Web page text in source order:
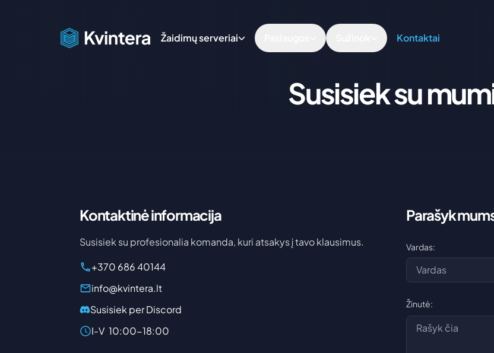
Žaidimų serveriai Kontaktai
Susisiek su
Kontaktinė informacija
Susisiek su profesionalia komanda, kuri atsakys į tavo klausimus.
+370 686 40144
info@kvintera.lt
Susisiek per Discord
I-V 10:00-18:00
Parašyk
Vardas:
Žinutė: